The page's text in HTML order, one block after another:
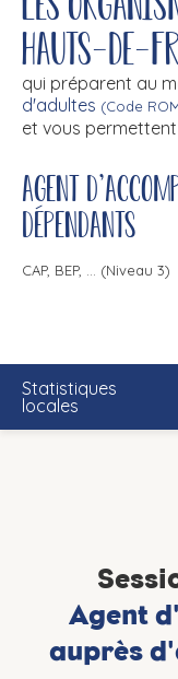
Hauts-de-
qui préparent au
d'adultes (Code
et vous
Agent
dépendants
CAP, BEP, ... (Niveau 3)
Statistiques
locales
Agent
auprès